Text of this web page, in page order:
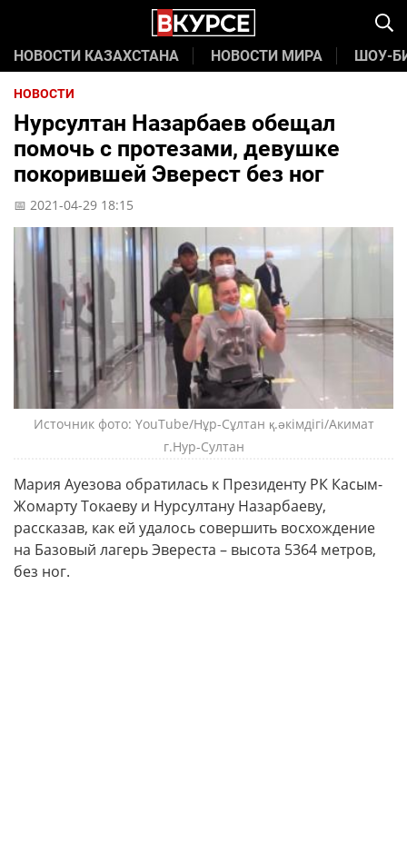
НОВОСТИ КАЗАХСТАНА НОВОСТИ МИРА ШОУ-
НОВОСТИ
Нурсултан Назарбаев обещал
помочь с протезами, девушке
покорившей Эверест без ног
📅 2021-04-29 18:15
Источник фото: YouTube/Нұр-Сұлтан қ.әкімдігі/Акимат
г.Нур-Султан
Мария Ауезова обратилась к Президенту РК Касым-
Жомарту Токаеву и Нурсултану Назарбаеву,
рассказав, как ей удалось совершить восхождение
на Базовый лагерь Эвереста – высота 5364 метров,
без ног.